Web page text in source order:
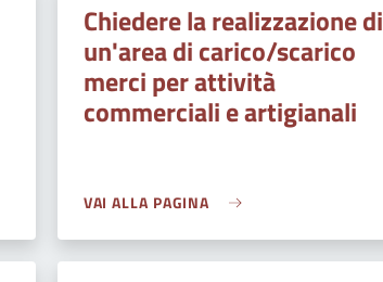
Chiedere la realizzazione di
un'area di carico/scarico
merci per attività
commerciali e artigianali
VAI ALLA PAGINA